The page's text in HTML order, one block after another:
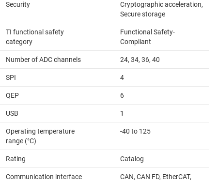
Security
Cryptographic acceleration,
Secure storage
TI functional safety
category
Functional Safety-
Compliant
Number of ADC channels 24, 34, 36, 40
SPI 4
QEP 6
USB 1
Operating temperature
range (°C)
-40 to 125
Rating Catalog
Communication interface
CAN, CAN FD, EtherCAT,